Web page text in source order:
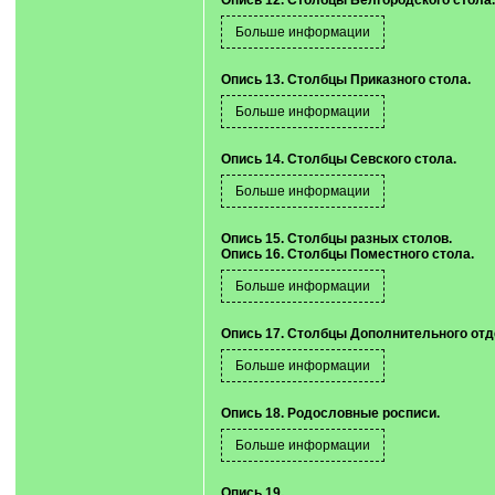
Опись 13. Столбцы Приказного стола.
Опись 14. Столбцы Севского стола.
Опись 15. Столбцы разных столов.
Опись 16. Столбцы Поместного стола.
Опись 17. Столбцы Дополнительного
Опись 18. Родословные росписи.